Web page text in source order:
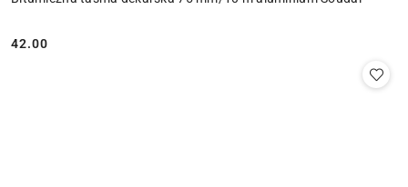
Cena:
42.00